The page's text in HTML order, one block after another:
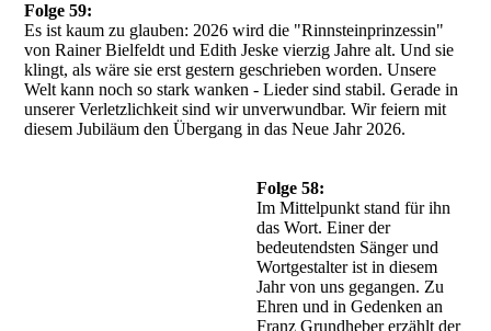
Folge 59:
Es ist kaum zu glauben: 2026 wird die "Rinnsteinprinzessin"
von Rainer Bielfeldt und Edith Jeske vierzig Jahre alt. Und sie
klingt, als wäre sie erst gestern geschrieben worden. Unsere
Welt kann noch so stark wanken - Lieder sind stabil. Gerade in
unserer Verletzlichkeit sind wir unverwundbar. Wir feiern mit
diesem Jubiläum den Übergang in das Neue Jahr 2026.
Folge 58:
Im Mittelpunkt stand für ihn
das Wort. Einer der
bedeutendsten Sänger und
Wortgestalter ist in diesem
Jahr von uns gegangen. Zu
Ehren und in Gedenken an
Franz Grundheber erzählt der